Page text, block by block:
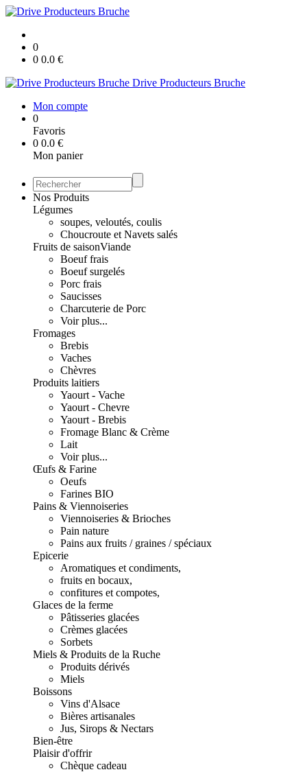
0
0 0.0 €
Drive Producteurs Bruche
Mon compte
0
Favoris
0 0.0 €
Mon panier
Nos Produits
Légumes
soupes, veloutés, coulis
Choucroute et Navets salés
Fruits de saisonViande
Boeuf frais
Boeuf surgelés
Porc frais
Saucisses
Charcuterie de Porc
Voir plus...
Fromages
Brebis
Vaches
Chèvres
Produits laitiers
Yaourt - Vache
Yaourt - Chevre
Yaourt - Brebis
Fromage Blanc & Crème
Lait
Voir plus...
Œufs & Farine
Oeufs
Farines BIO
Pains & Viennoiseries
Viennoiseries & Brioches
Pain nature
Pains aux fruits / graines / spéciaux
Epicerie
Aromatiques et condiments,
fruits en bocaux,
confitures et compotes,
Glaces de la ferme
Pâtisseries glacées
Crèmes glacées
Sorbets
Miels & Produits de la Ruche
Produits dérivés
Miels
Boissons
Vins d'Alsace
Bières artisanales
Jus, Sirops & Nectars
Bien-être
Plaisir d'offrir
Chèque cadeau